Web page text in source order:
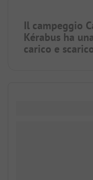
Il campeggio
Kérabus ha
carico e